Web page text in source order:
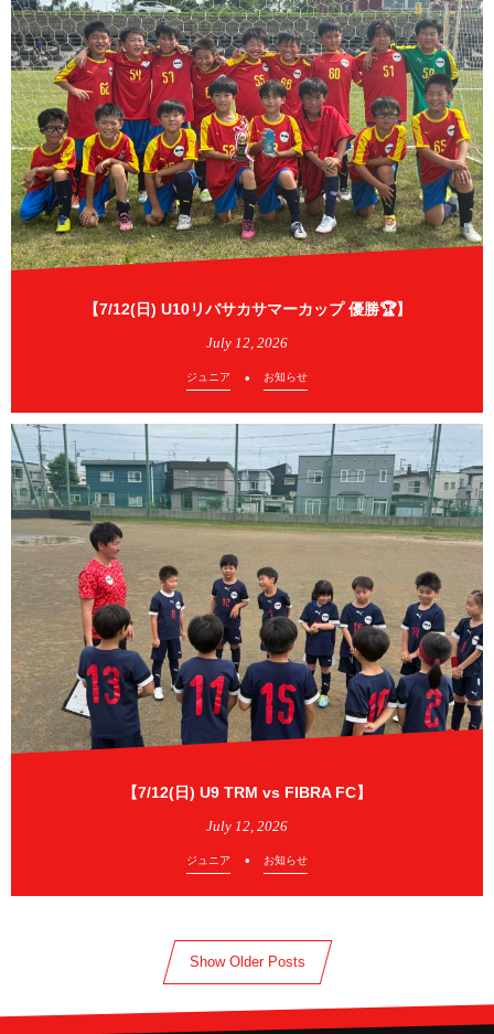
【7/12(日) U10リバサカサマーカップ 優勝🏆】
July 12, 2026
ジュニア お知らせ
【7/12(日) U9 TRM vs FIBRA FC】
July 12, 2026
ジュニア お知らせ
Show Older Posts